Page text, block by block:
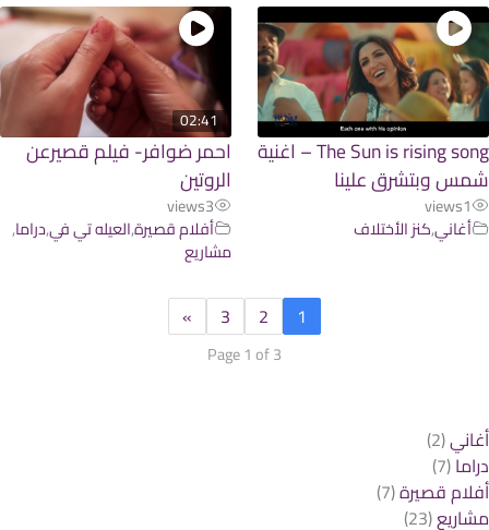
The Sun is rising song – اغنية
وبتشرق علينا
1
views
أغاني,كنز الأختلاف
02:41
احمر ضوافر- فيلم قصيرعن
الروتين
3
views
أفلام قصيرة,العيله تي في,دراما,
مشاريع
Page 1 of 3
(2)
(7)
قصيرة(7)
(23)